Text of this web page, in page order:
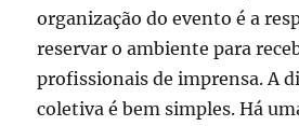
organização do evento é a
reservar o ambiente para
profissionais de imprensa. A
coletiva é bem simples. Há